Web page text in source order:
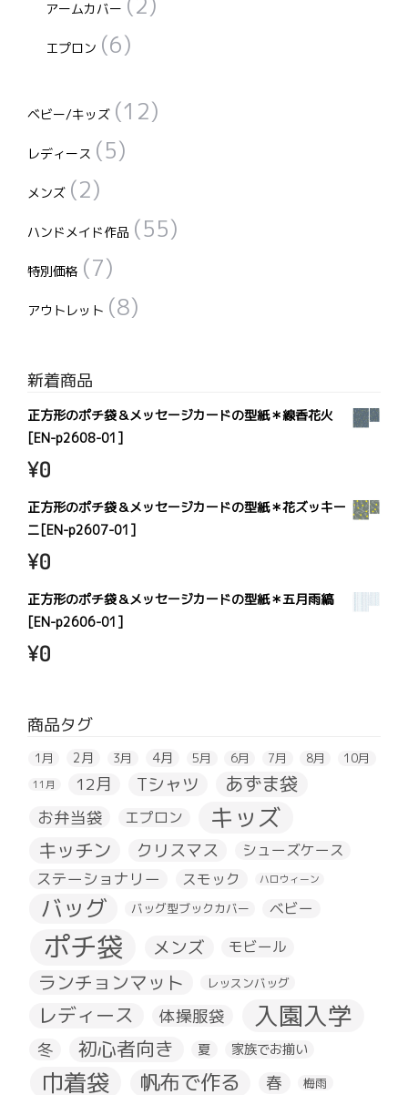
アームカバー
エプロン (6)
ベビー/キッズ (12)
レディース (5)
メンズ (2)
ハンドメイド作品 (55)
特別価格 (7)
アウトレット (8)
新着商品
正方形のポチ袋＆メッセージカードの型紙＊線香花火
[EN-p2608-01]
¥0
正方形のポチ袋＆メッセージカードの型紙＊花ズッキー
ニ[EN-p2607-01]
¥0
正方形のポチ袋＆メッセージカードの型紙＊五月雨縞
[EN-p2606-01]
¥0
商品タグ
1月 2月 3月 4月 5月 6月 7月 8月 10月
11月 12月 Tシャツ あずま袋
お弁当袋 エプロン キッズ
キッチン クリスマス シューズケース
ステーショナリー スモック ハロウィーン
バッグ バッグ型ブックカバー ベビー
ポチ袋 メンズ モビール
ランチョンマット レッスンバッグ
レディース 体操服袋 入園入学
冬 初心者向き 夏 家族でお揃い
巾着袋 帆布で作る 春 梅雨